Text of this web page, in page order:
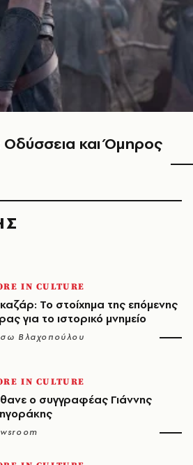
Οδύσσεια και Όμηρος
IN CULTURE
Το στοίχημα της επόμενης
για το ιστορικό μνημείο
Βλαχοπούλου
IN CULTURE
ο συγγραφέας Γιάννης